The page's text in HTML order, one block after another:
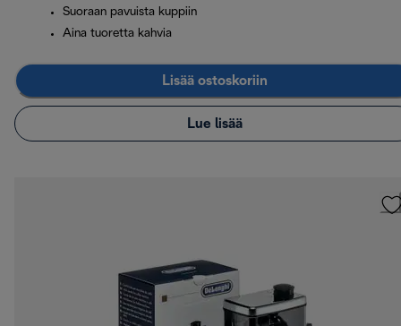
Suoraan pavuista kuppiin
Aina tuoretta kahvia
Lisää ostoskoriin
Lue lisää